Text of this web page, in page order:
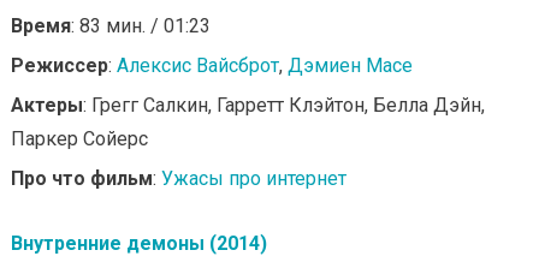
Время: 83 мин. / 01:23
Режиссер: Алексис Вайсброт, Дэмиен Масе
Актеры: Грегг Салкин, Гарретт Клэйтон, Белла Дэйн,
Паркер Сойерс
Про что фильм: Ужасы про интернет
Внутренние демоны (2014)